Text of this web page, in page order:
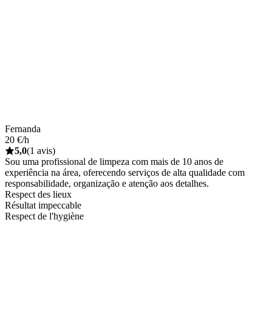
Fernanda
20 €/h
5,0(1 avis)
Sou uma profissional de limpeza com mais de 10 anos de
experiência na área, oferecendo serviços de alta qualidade com
responsabilidade, organização e atenção aos detalhes.
Respect des lieux
Résultat impeccable
Respect de l'hygiène